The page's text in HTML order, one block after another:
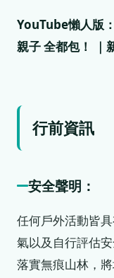
YouTube懶人版
親子 全都包！ ｜
行前資訊
安全聲明：
任何戶外活動皆
氣以及自行評估
落實無痕山林，將